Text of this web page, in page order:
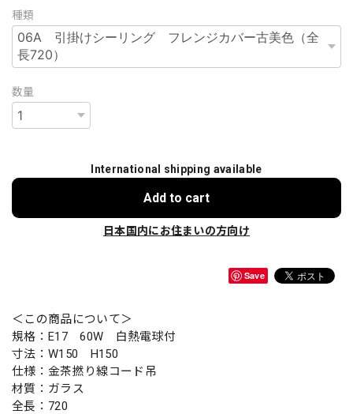
種類
数量
International shipping available
Add to cart
日本国内にお住まいの方向け
Save
＜この商品について＞
規格：E17 60W 白熱電球付
寸法：W150 H150
仕様：金茶撚り線コード吊
材質：ガラス
全長：720